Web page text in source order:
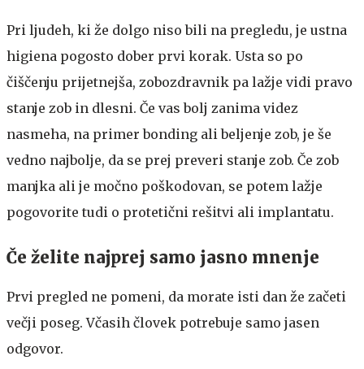
Pri ljudeh, ki že dolgo niso bili na pregledu, je ustna
higiena pogosto dober prvi korak. Usta so po
čiščenju prijetnejša, zobozdravnik pa lažje vidi pravo
stanje zob in dlesni. Če vas bolj zanima videz
nasmeha, na primer bonding ali beljenje zob, je še
vedno najbolje, da se prej preveri stanje zob. Če zob
manjka ali je močno poškodovan, se potem lažje
pogovorite tudi o protetični rešitvi ali implantatu.
Če želite najprej samo jasno mnenje
Prvi pregled ne pomeni, da morate isti dan že začeti
večji poseg. Včasih človek potrebuje samo jasen
odgovor.